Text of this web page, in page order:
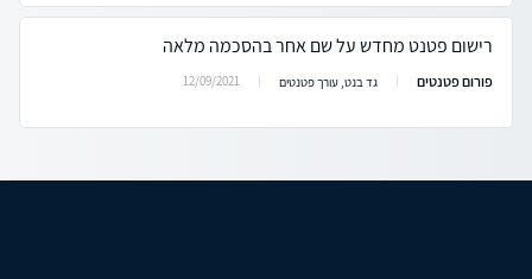
רישום פטנט מחדש על שם אחר בהסכמה מלאה
פורום פטנטים גד בנט, עורך פטנטים 12/09/2021